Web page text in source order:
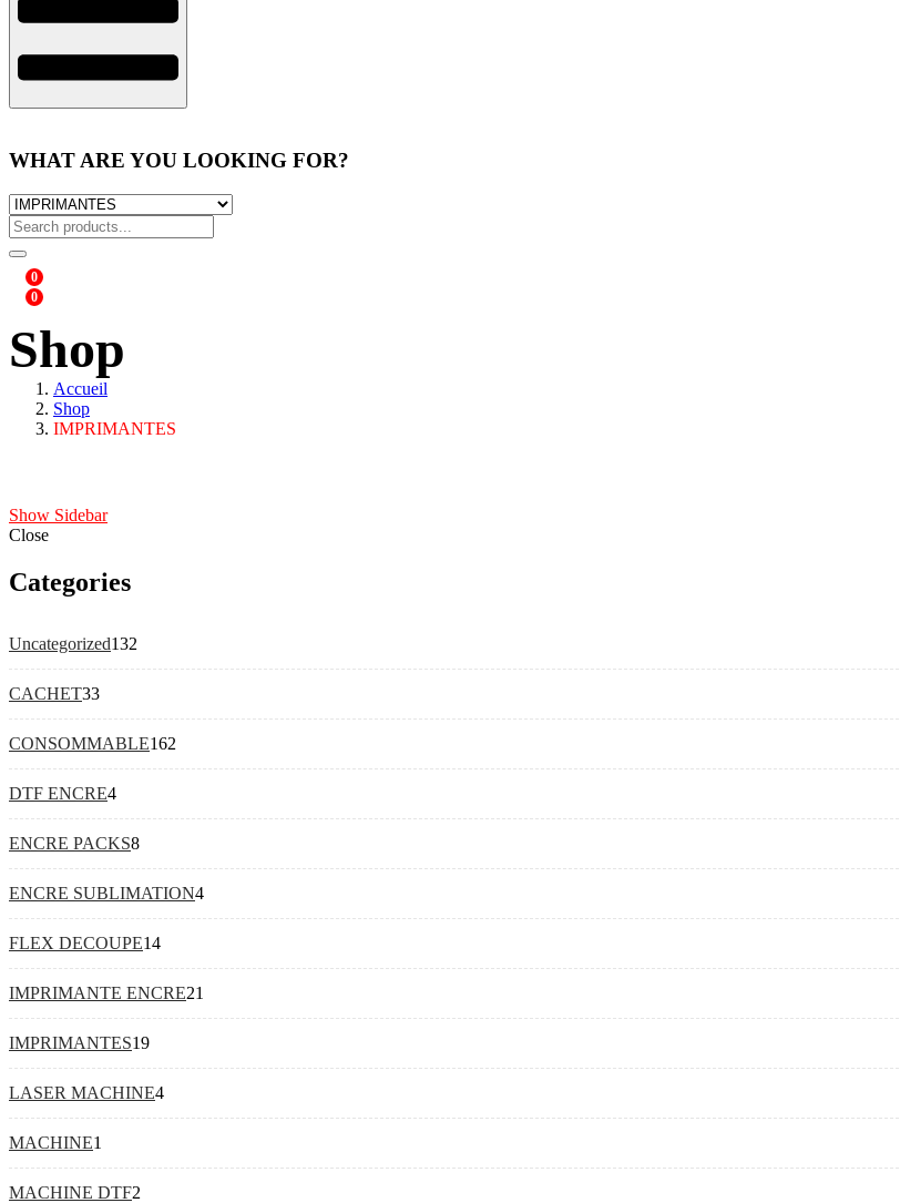
WHAT ARE YOU LOOKING FOR?
0
0
Shop
Accueil
Shop
IMPRIMANTES
Show Sidebar
Close
Categories
Uncategorized132
CACHET33
CONSOMMABLE162
DTF ENCRE4
ENCRE PACKS8
ENCRE SUBLIMATION4
FLEX DECOUPE14
IMPRIMANTE ENCRE21
IMPRIMANTES19
LASER MACHINE4
MACHINE1
MACHINE DTF2